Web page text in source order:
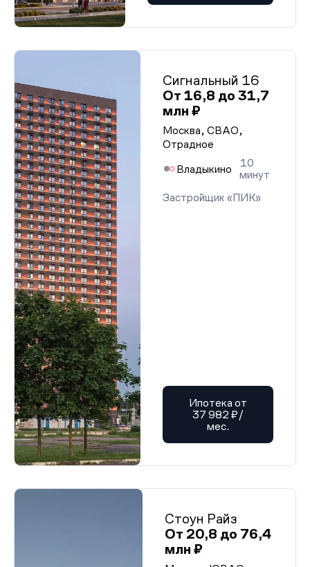
Сигнальный 16
От 16,8 до 31,7
млн ₽
Москва, СВАО,
Отрадное
Владыкино
10
минут
Застройщик «ПИК»
Ипотека от
37 982 ₽/
мес.
Стоун Райз
От 20,8 до 76,4
млн ₽